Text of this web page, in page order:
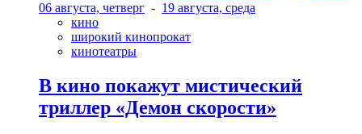
06 августа, четверг - 19 августа, среда
кино
широкий кинопрокат
кинотеатры
В кино покажут мистический
триллер «Демон скорости»